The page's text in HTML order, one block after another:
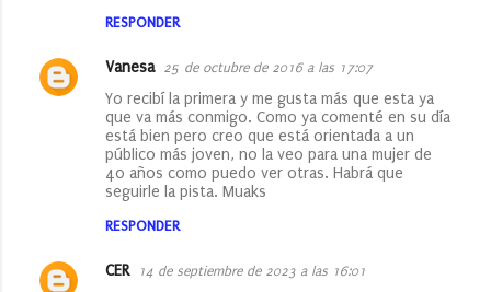
RESPONDER
Vanesa 25 de octubre de 2016 a las 17:07
Yo recibí la primera y me gusta más que esta ya
que va más conmigo. Como ya comenté en su día
está bien pero creo que está orientada a un
público más joven, no la veo para una mujer de
40 años como puedo ver otras. Habrá que
seguirle la pista. Muaks
RESPONDER
CER 14 de septiembre de 2023 a las 16:01